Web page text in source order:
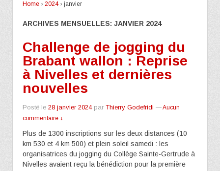
Home › 2024 › janvier
ARCHIVES MENSUELLES: JANVIER 2024
Challenge de jogging du
Brabant wallon : Reprise
à Nivelles et dernières
nouvelles
Posté le 28 janvier 2024par Thierry Godefridi —Aucun
commentaire ↓
Plus de 1300 inscriptions sur les deux distances (10
km 530 et 4 km 500) et plein soleil samedi : les
organisatrices du jogging du Collège Sainte-Gertrude à
Nivelles avaient reçu la bénédiction pour la première